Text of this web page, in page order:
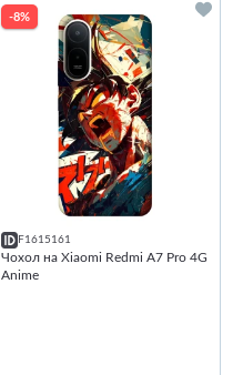
-8%
F1615161
Чохол на Xiaomi Redmi A7 Pro 4G
Anime